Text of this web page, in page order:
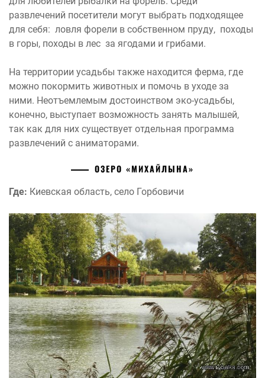
развлечений посетители могут выбрать подходящее
для себя: ловля форели в собственном пруду, походы
в горы, походы в лес за ягодами и грибами.
На территории усадьбы также находится ферма, где
можно покормить животных и помочь в уходе за
ними. Неотъемлемым достоинством эко-усадьбы,
конечно, выступает возможность занять малышей,
так как для них существует отдельная программа
развлечений с аниматорами.
ОЗЕРО «МИХАЙЛЫНА»
Где: Киевская область, село Горбовичи